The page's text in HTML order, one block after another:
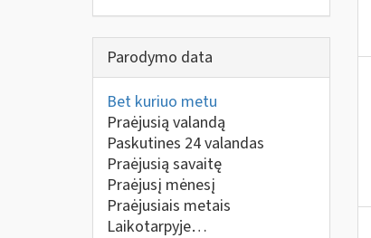
Parodymo data
Bet kuriuo metu
Praėjusią valandą
Paskutines 24 valandas
Praėjusią savaitę
Praėjusį mėnesį
Praėjusiais metais
Laikotarpyje…